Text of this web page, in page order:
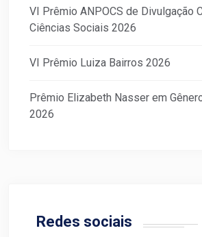
VI Prêmio ANPOCS de Divulgação
Ciências Sociais 2026
VI Prêmio Luiza Bairros 2026
Prêmio Elizabeth Nasser em
2026
Redes sociais